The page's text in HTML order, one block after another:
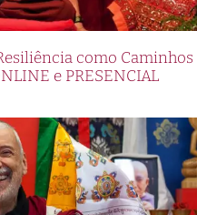
como Caminhos
e PRESENCIAL